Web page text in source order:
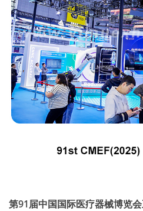
第91届中国国际医疗器械博览会